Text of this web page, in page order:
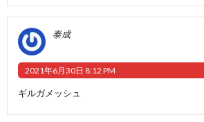
泰成
2021年6月30日 8:12 PM
ギルガメッシュ